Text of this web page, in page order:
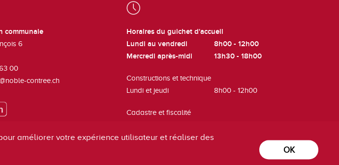
communale
6
00
contree.ch
la newsletter
Horaires du guichet d'accueil
Lundi au vendredi
8h00 - 12h00
Mercredi après-midi
13h30 - 18h00
Constructions et technique
Lundi et jeudi
8h00 - 12h00
Cadastre et fiscalité
améliorer votre expérience utilisateur et réaliser des
OK